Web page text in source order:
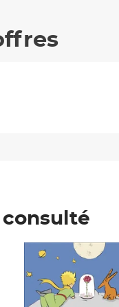
consulté
Prix 7,50€